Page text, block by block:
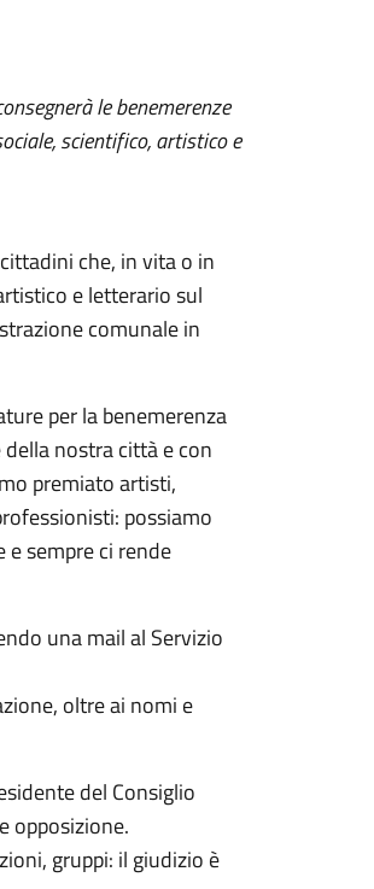
le benemerenze
scientifico, artistico e
che, in vita o in
e letterario sul
comunale in
per la benemerenza
nostra città e con
premiato artisti,
possiamo
sempre ci rende
una mail al Servizio
oltre ai nomi e
del Consiglio
opposizione.
gruppi: il giudizio è